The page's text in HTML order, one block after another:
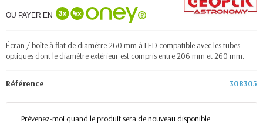
OU PAYER EN
Écran / boîte à flat de diamètre 260 mm à LED compatible avec les tubes
optiques dont le diamètre extérieur est compris entre 206 mm et 260 mm.
Référence 30B305
Prévenez-moi quand le produit sera de nouveau disponible